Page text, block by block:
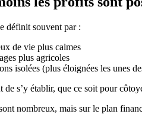
définit souvent par :
de vie plus calmes
plus agricoles
isolées (plus éloignées les unes
de s’y établir, que ce soit pour
nombreux, mais sur le plan